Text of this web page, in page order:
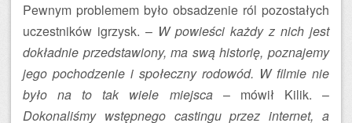
Pewnym problemem było obsadzenie ról pozostałych
uczestników igrzysk. – W powieści każdy z nich jest
dokładnie przedstawiony, ma swą historię, poznajemy
jego pochodzenie i społeczny rodowód. W filmie nie
było na to tak wiele miejsca– mówił Kilik. –
Dokonaliśmy wstępnego castingu przez internet, a